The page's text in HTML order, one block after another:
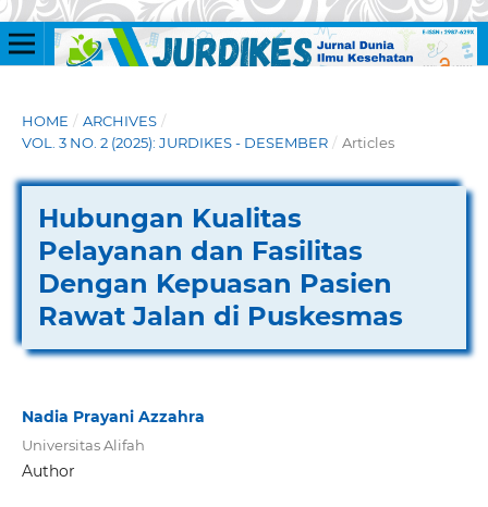
HOME / ARCHIVES /
VOL. 3 NO. 2 (2025): JURDIKES - DESEMBER / Articles
Hubungan Kualitas
Pelayanan dan Fasilitas
Dengan Kepuasan Pasien
Rawat Jalan di Puskesmas
Nadia Prayani Azzahra
Universitas Alifah
Author